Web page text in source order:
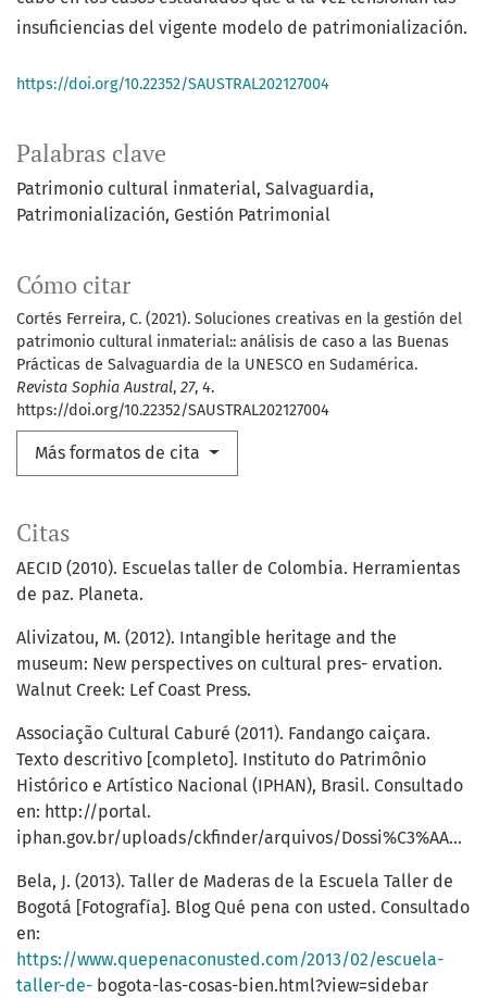
Palabras clave
Patrimonio cultural inmaterial Salvaguardia
Patrimonialización Gestión Patrimonial
Cómo citar
Cortés Ferreira, C. (2021). Soluciones creativas en la gestión del
patrimonio cultural inmaterial:: análisis de caso a las Buenas
Prácticas de Salvaguardia de la UNESCO en Sudamérica.
Revista Sophia Austral, 27, 4.
https://doi.org/10.22352/SAUSTRAL202127004
Más formatos de cita
insuficiencias del vigente modelo de patrimonialización.
https://doi.org/10.22352/SAUSTRAL202127004
Citas
AECID (2010). Escuelas taller de Colombia. Herramientas
de paz. Planeta.
Alivizatou, M. (2012). Intangible heritage and the
museum: New perspectives on cultural pres- ervation.
Walnut Creek: Lef Coast Press.
Associação Cultural Caburé (2011). Fandango caiçara.
Texto descritivo [completo]. Instituto do Patrimônio
Histórico e Artístico Nacional (IPHAN), Brasil. Consultado
en: http://portal.
iphan.gov.br/uploads/ckfinder/arquivos/Dossi%C3%AA%20Fandango%20Caicara.pdf
Bela, J. (2013). Taller de Maderas de la Escuela Taller de
Bogotá [Fotografía]. Blog Qué pena con usted. Consultado
en:
https://www.quepenaconusted.com/2013/02/escuela-
taller-de- bogota-las-cosas-bien.html?view=sidebar